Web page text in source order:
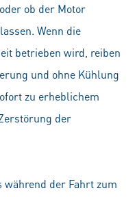
ob der Motor
Wenn die
betrieben wird, reiben
und ohne Kühlung
zu erheblichem
der
der Fahrt zum